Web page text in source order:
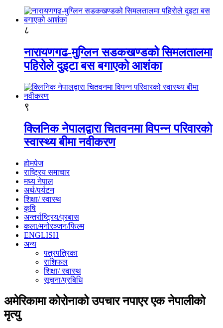
८
नारायणगढ-मुग्लिन सडकखण्डको सिमलतालमा
पहिरोले दुइटा बस बगाएको आशंका
९
क्लिनिक नेपालद्वारा चितवनमा विपन्न परिवारको
स्वास्थ्य बीमा नवीकरण
होमपेज
राष्ट्रिय समाचार
मध्य नेपाल
अर्थ/पर्यटन
शिक्षा/ स्वास्थ
कृषि
अन्तर्राष्ट्रिय/प्रबास
कला/मनोरञ्जन/फिल्म
ENGLISH
अन्य
पत्रपत्रिका
राशिफल
शिक्षा/ स्वास्थ
सूचना/प्रबिधि
अमेरिकामा कोरोनाको उपचार नपाएर एक नेपालीको
मृत्यु